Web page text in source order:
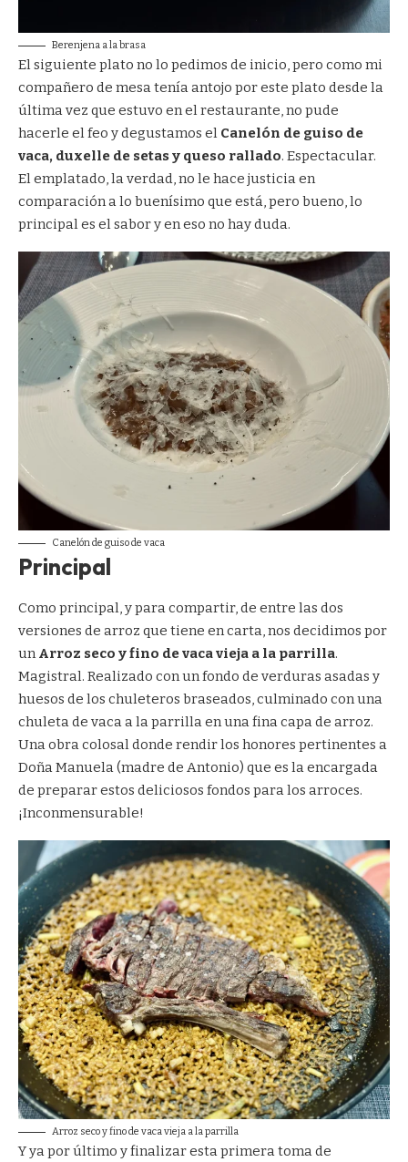
Berenjena a la brasa
El siguiente plato no lo pedimos de inicio, pero como mi
compañero de mesa tenía antojo por este plato desde la
última vez que estuvo en el restaurante, no pude
hacerle el feo y degustamos el Canelón de guiso de
vaca, duxelle de setas y queso rallado. Espectacular.
El emplatado, la verdad, no le hace justicia en
comparación a lo buenísimo que está, pero bueno, lo
principal es el sabor y en eso no hay duda.
Canelón de guiso de vaca
Principal
Como principal, y para compartir, de entre las dos
versiones de arroz que tiene en carta, nos decidimos por
unArroz seco y fino de vaca vieja a la parrilla.
Magistral. Realizado con un fondo de verduras asadas y
huesos de los chuleteros braseados, culminado con una
chuleta de vaca a la parrilla en una fina capa de arroz.
Una obra colosal donde rendir los honores pertinentes a
Doña Manuela (madre de Antonio) que es la encargada
de preparar estos deliciosos fondos para los arroces.
¡Inconmensurable!
Arroz seco y fino de vaca vieja a la parrilla
Y ya por último y finalizar esta primera toma de